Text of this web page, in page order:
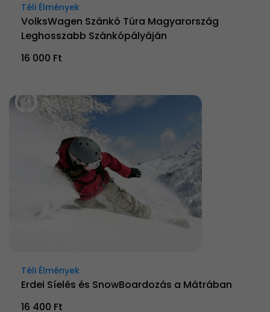
Téli Élmények
VolksWagen Szánkó Túra Magyarország
Leghosszabb Szánkópályáján
16 000 Ft
Téli Élmények
Erdei Síelés és SnowBoardozás a Mátrában
16 400 Ft